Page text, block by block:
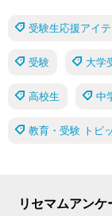
受験生応援アイ
受験 大学
高校生 中
教育・受験 トピ
リセマムアン